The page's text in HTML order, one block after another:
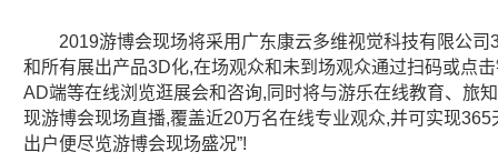
2019游博会现场将采用广东康云多维视觉科技有限公
和所有展出产品3D化,在场观众和未到场观众通过扫码或点
AD端等在线浏览逛展会和咨询,同时将与游乐在线教育、旅
现游博会现场直播,覆盖近20万名在线专业观众,并可实现365
出户便尽览游博会现场盛况”!